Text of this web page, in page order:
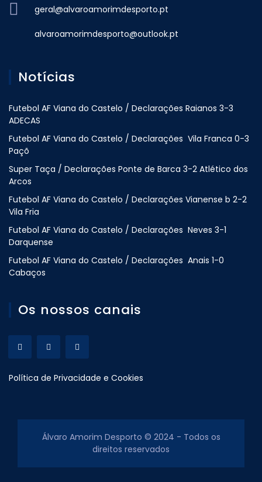
geral@alvaroamorimdesporto.pt
alvaroamorimdesporto@outlook.pt
Notícias
Futebol AF Viana do Castelo / Declarações Raianos 3-3
ADECAS
Futebol AF Viana do Castelo / Declarações Vila Franca 0-3
Paçõ
Super Taça / Declarações Ponte de Barca 3-2 Atlético dos
Arcos
Futebol AF Viana do Castelo / Declarações Vianense b 2-2
Vila Fria
Futebol AF Viana do Castelo / Declarações Neves 3-1
Darquense
Futebol AF Viana do Castelo / Declarações Anais 1-0
Cabaços
Os nossos canais
Política de Privacidade e Cookies
Álvaro Amorim Desporto © 2024 - Todos os
direitos reservados